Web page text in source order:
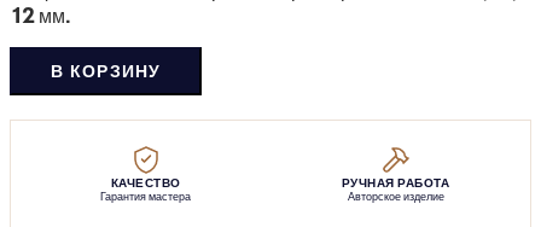
12 мм.
В КОРЗИНУ
КАЧЕСТВО
Гарантия мастера
РУЧНАЯ РАБОТА
Авторское изделие